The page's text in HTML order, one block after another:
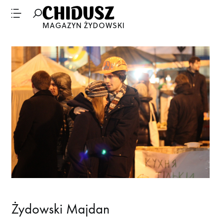
MAGAZYN ŻYDOWSKI
Żydowski Majdan